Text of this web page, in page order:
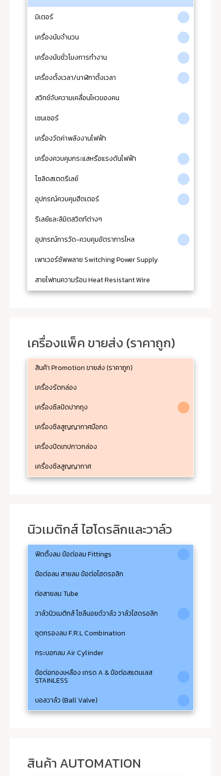
มิเตอร์
เครื่องนับจำนวน
เครื่องนับชั่วโมงการทำงาน
เครื่องตั้งเวลา/นาฬิกาตั้งเวลา
สวิทช์จับความเคลื่อนไหวของคน
เซนเซอร์
เครื่องวัดค่าพลังงานไฟฟ้า
เครื่องควบคุมกระแสหรือแรงดันไฟฟ้า
โซลิดสเตตรีเลย์
อุปกรณ์ควบคุมฮีตเตอร์
รีเลย์และลิมิตสวิตท์ต่างๆ
อุปกรณ์การวัด-ควบคุมอัตราการไหล
เพาเวอร์ซัพพลาย Switching Power Supply
สายไฟทนความร้อน Heat Resistant Wire
เครื่องแพ็ค ขายส่ง (ราคาถูก)
สินค้า Promotion ขายส่ง (ราคาถูก)
เครื่องรัดกล่อง
เครื่องซีลปิดปากถุง
เครื่องซีลสูญญากาศมือกด
เครื่องปิดเทปกาวกล่อง
เครื่องซีลสูญญากาศ
นิวเมติกส์ ไฮโดรลิกและวาล์ว
ฟิตติ้งลม ข้อต่อลม Fittings
ข้อต่อลม สายลม ข้อต่อไฮดรอลิก
ท่อสายลม Tube
วาล์วนิวเมติกส์ โซลีนอยด์วาล์ว วาล์วไฮดรอลิก
ชุดกรองลม F.R.L Combination
กระบอกลม Air Cylinder
ข้อต่อทองเหลือง เกรด A & ข้อต่อสแตนเลส
STAINLESS
บอลวาล์ว (Ball Valve)
สินค้า AUTOMATION